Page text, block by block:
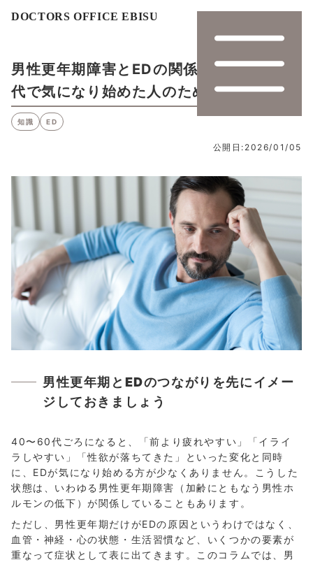
男性更年期障害とEDの関係とは｜40〜60
代で気になり始めた人のための整理ガイド
知識 ED
公開日:2026/01/05
男性更年期とEDのつながりを先にイメー
ジしておきましょう
40〜60代ごろになると、「前より疲れやすい」「イライ
ラしやすい」「性欲が落ちてきた」といった変化と同時
に、EDが気になり始める方が少なくありません。こうした
状態は、いわゆる男性更年期障害（加齢にともなう男性ホ
ルモンの低下）が関係していることもあります。
ただし、男性更年期だけがEDの原因というわけではなく、
血管・神経・心の状態・生活習慣など、いくつかの要素が
重なって症状として表に出てきます。このコラムでは、男